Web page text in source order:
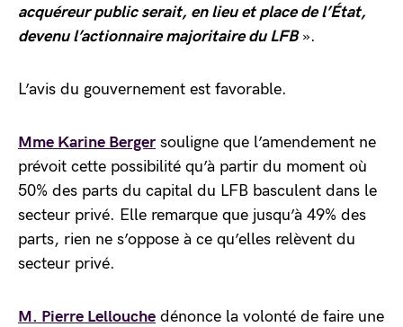
acquéreur publicserait, en lieu et place de l’État,
devenu l’actionnaire majoritaire du LFB».
L’avis du gouvernement est favorable.
Mme Karine Bergersouligne que l’amendement ne
prévoit cette possibilité qu’à partir du moment où
50% des parts du capital du LFB basculent dans le
secteur privé. Elle remarque que jusqu’à 49% des
parts, rien ne s’oppose à ce qu’elles relèvent du
secteur privé.
M. Pierre Lellouche dénonce la volonté de faire une